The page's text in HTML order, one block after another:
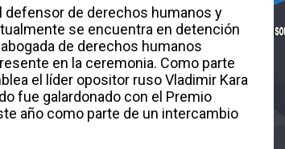
de derechos humanos y
se encuentra en detención
de derechos humanos
en la ceremonia. Como parte
el líder opositor ruso Vladimir Kara
fue galardonado con el Premio
año como parte de un intercambio